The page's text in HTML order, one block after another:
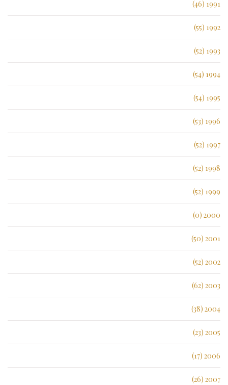
1991 (46)
1992 (55)
1993 (52)
1994 (54)
1995 (54)
1996 (53)
1997 (52)
1998 (52)
1999 (52)
2000 (0)
2001 (50)
2002 (52)
2003 (62)
2004 (38)
2005 (23)
2006 (17)
2007 (26)